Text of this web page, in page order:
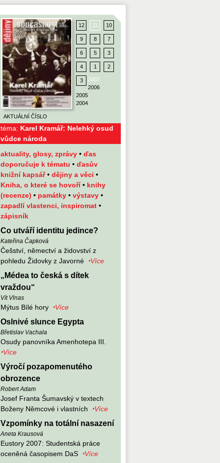
téma: Karel Kramář: Nelehký osud
vůdce národa
AKTUÁLNÍ ČÍSLO
12 11 10
9 8 7
6 5 3
4 1 2
3
2007
2006
2005
2004
aktuality, glosy, zprávy • ďas
doporučuje k tématu • ďasův
knižní kapsář• dějiny a věci •
Kniha, o které se hovoří• knihy
(recenze) • památky • výstavy •
zapadlí vlastenci, inspiromat •
zápisník
Co utváří identitu jedince?
Kateřina Čapková
Češství, němectví a židovství z
pohledu Židovky z Javorné
‣Více
„Médea to česká s dítek
vraždou“
Vít Vlnas
Mýtus Bílé hory ‣Více
Oslnivé slunce Egypta
Břetislav Vachala
Osudy panovníka Amenhotepa III.
‣Více
Výročí pozapomenutého
obrozence
Robert Adam
Josef Franta Šumavský v textech
Boženy Němcové i vlastních
‣Více
Vzpomínky na totální nasazení
Aneta Krausová
Eustory 2007: Studentská práce
oceněná časopisem DaS
‣Více